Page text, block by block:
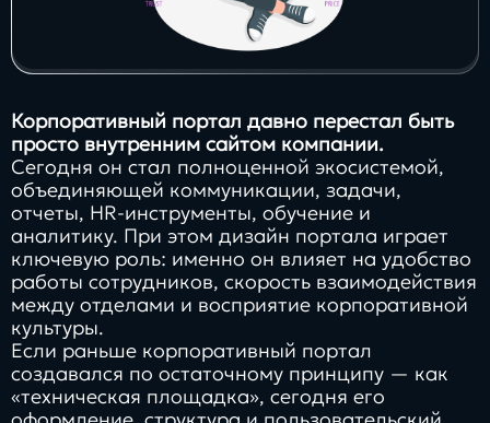
info@direkt.ink
Корпоративный портал давно перестал быть
просто внутренним сайтом компании.
Сегодня он стал полноценной экосистемой,
объединяющей коммуникации, задачи,
отчеты, HR-инструменты, обучение и
аналитику. При этом дизайн портала играет
ключевую роль: именно он влияет на удобство
работы сотрудников, скорость взаимодействия
между отделами и восприятие корпоративной
культуры.
Если раньше корпоративный портал
создавался по остаточному принципу — как
«техническая площадка», сегодня его